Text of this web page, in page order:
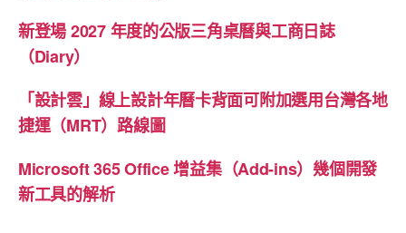
新登場 2027 年度的公版三角桌曆與工商日誌
（Diary）
「設計雲」線上設計年曆卡背面可附加選用台灣各地
捷運（MRT）路線圖
Microsoft 365 Office 增益集（Add-ins）幾個開發
新工具的解析